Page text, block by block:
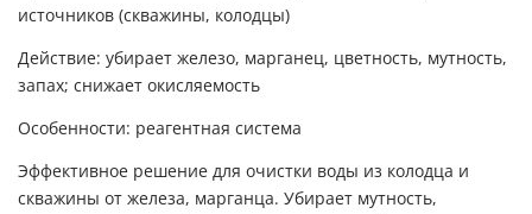
источников (скважины, колодцы)
Действие: убирает железо, марганец, цветность, мутность,
запах; снижает окисляемость
Особенности: реагентная система
Эффективное решение для очистки воды из колодца и
скважины от железа, марганца. Убирает мутность,